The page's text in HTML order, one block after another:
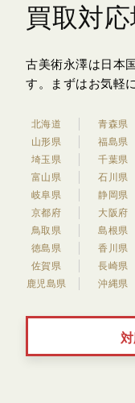
買取対
古美術永澤は日本
す。
まずはお気軽
北海道 青森県
山形県
福島県
埼玉県
千葉県
富山県
石川県
岐阜県
静岡県
京都府
大阪府
鳥取県
島根県
徳島県
香川県
佐賀県
長崎県
鹿児島県
沖縄県